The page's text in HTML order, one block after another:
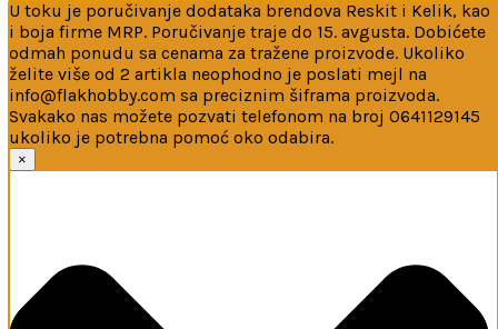
U toku je poručivanje dodataka brendova Reskit i Kelik, kao
i boja firme MRP. Poručivanje traje do 15. avgusta. Dobićete
odmah ponudu sa cenama za tražene proizvode. Ukoliko
želite više od 2 artikla neophodno je poslati mejl na
info@flakhobby.com sa preciznim šiframa proizvoda.
Svakako nas možete pozvati telefonom na broj 0641129145
ukoliko je potrebna pomoć oko odabira.
×
Ova web-stranica koristi kolačiće